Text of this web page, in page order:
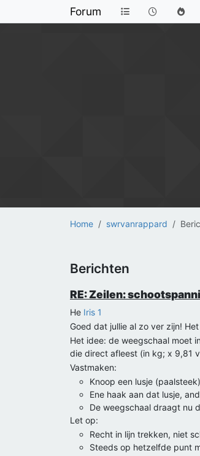
Forum
Home swrvanrappard
Berichten
RE: Zeilen:
He Iris 1
Goed dat jullie al zo ver zijn!
Het idee: de weegschaal moet
die direct afleest (in kg; x 9,81
Vastmaken:
Knoop een lusje
Ene haak aan dat lusje,
De weegschaal draagt nu
Let op:
Recht in lijn trekken, niet
Steeds op hetzelfde punt